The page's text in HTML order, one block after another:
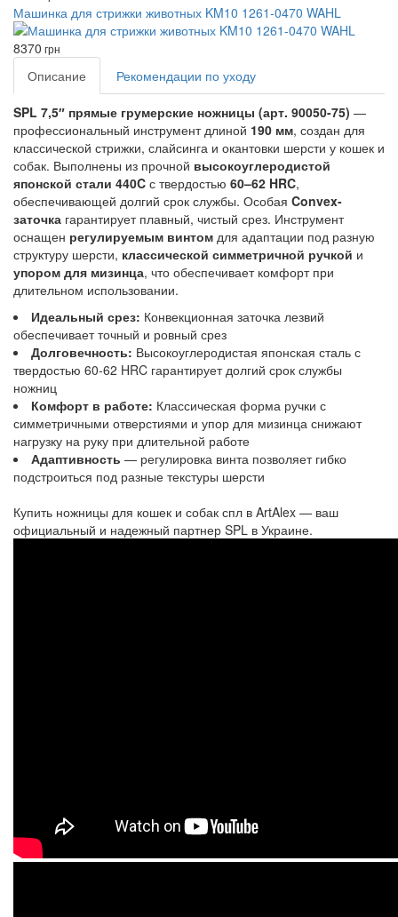
Машинка для стрижки животных KM10 1261-0470 WAHL
8370 грн
Описание Рекомендации по уходу
SPL 7,5″ прямые грумерские ножницы (арт. 90050-75) —
профессиональный инструмент длиной 190 мм, создан для
классической стрижки, слайсинга и окантовки шерсти у кошек и
собак. Выполнены из прочной высокоуглеродистой
японской стали 440C с твердостью 60–62 HRC,
обеспечивающей долгий срок службы. Особая Convex-
заточка гарантирует плавный, чистый срез. Инструмент
оснащен регулируемым винтом для адаптации под разную
структуру шерсти, классической симметричной ручкой и
упором для мизинца, что обеспечивает комфорт при
длительном использовании.
Идеальный срез: Конвекционная заточка лезвий
обеспечивает точный и ровный срез
Долговечность: Высокоуглеродистая японская сталь с
твердостью 60-62 HRC гарантирует долгий срок службы
ножниц
Комфорт в работе: Классическая форма ручки с
симметричными отверстиями и упор для мизинца снижают
нагрузку на руку при длительной работе
Адаптивность — регулировка винта позволяет гибко
подстроиться под разные текстуры шерсти
Купить ножницы для кошек и собак спл в ArtAlex — ваш
официальный и надежный партнер SPL в Украине.